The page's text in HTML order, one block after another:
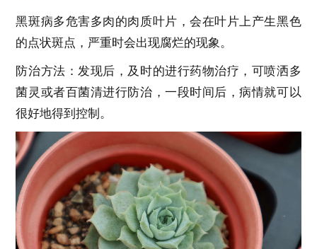
黑斑病多危害多肉的肉质叶片，会在叶片上产生黑色
的点状斑点，严重时会出现腐烂的现象。
防治方法：发现后，及时的进行药物治疗，可喷洒多
菌灵或者百菌清进行防治，一段时间后，病情就可以
很好地得到控制。